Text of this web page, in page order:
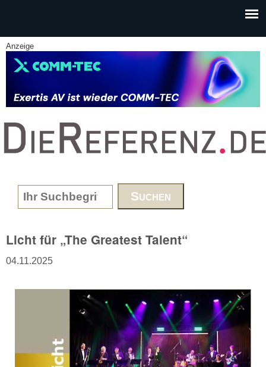
Anzeige
www.DieReferenz.de
Search form
Licht für „The Greatest Talent“
04.11.2025